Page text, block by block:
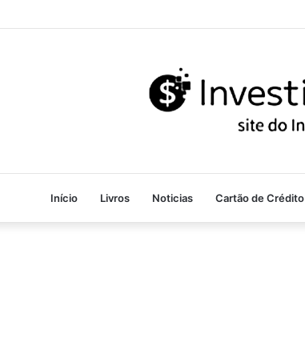
Início Livros Noticias Cartão de Crédito